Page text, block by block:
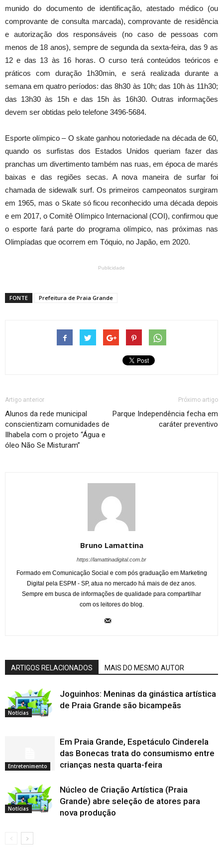
munido do documento de identificação, atestado médico (ou
comprovante de consulta marcada), comprovante de residência
e autorização dos responsáveis (no caso de pessoas com
menos de 18 anos), sempre de segunda da sexta-feira, das 9 as
12 e das 13 às 16 horas. O curso terá conteúdos teóricos e
práticos com duração 1h30min, e será realizada durante a
semana em quatro períodos: das 8h30 às 10h; das 10h às 11h30;
das 13h30 às 15h e das 15h às 16h30. Outras informações
devem ser obtidas pelo telefone 3496-5684.
Esporte olímpico – O skate ganhou notoriedade na década de 60,
quando os surfistas dos Estados Unidos queriam fazer das
pranchas um divertimento também nas ruas, em época de marés
baixas e das regiões secas. A nova maneira de surfar foi
chamada de sidewalk surf. Os primeiros campeonatos surgiram
em 1965, mas o Skate só ficou reconhecido uma década depois
e em 2017, o Comitê Olímpico Internacional (COI), confirmou que
o esporte fará parte do programa olímpico, nas próximas nas
Olimpíadas que ocorrem em Tóquio, no Japão, em 2020.
Publicidade
FONTE Prefeitura de Praia Grande
Artigo anterior
Alunos da rede municipal
conscientizam comunidades de
Ilhabela com o projeto “Água e
óleo Não Se Misturam”
Próximo artigo
Parque Independência fecha em
caráter preventivo
Bruno Lamattina
https://lamattinadigital.com.br
Formado em Comunicação Social e com pós graduação em Marketing
Digital pela ESPM - SP, atua no mercado há mais de dez anos.
Sempre em busca de informações de qualidade para compartilhar
com os leitores do blog.
ARTIGOS RELACIONADOS MAIS DO MESMO AUTOR
Notícias
Joguinhos: Meninas da ginástica artística
de Praia Grande são bicampeãs
Entretenimento
Em Praia Grande, Espetáculo Cinderela
das Bonecas trata do consumismo entre
crianças nesta quarta-feira
Notícias
Núcleo de Criação Artística (Praia
Grande) abre seleção de atores para
nova produção